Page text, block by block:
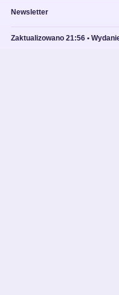
Newsletter
Zaktualizowano 21:56 •